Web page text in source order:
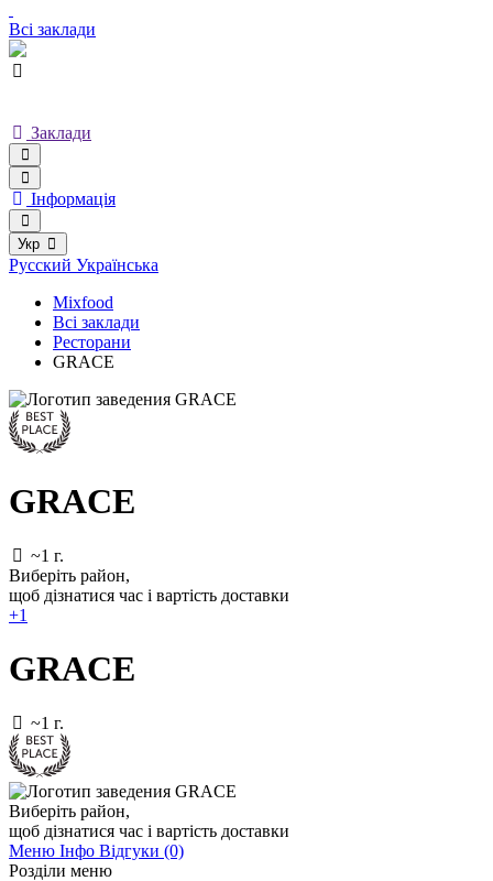
Всі заклади
Заклади
Інформація
Укр
Русский Українська
Mixfood
Всі заклади
Ресторани
GRACE
GRACE
~1 г.
Виберіть район,
щоб дізнатися час і вартість доставки
+1
GRACE
~1 г.
Виберіть район,
щоб дізнатися час і вартість доставки
Меню Інфо Відгуки (0)
Розділи меню